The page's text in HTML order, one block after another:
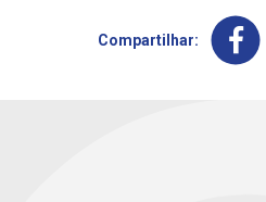
Compartilhar: